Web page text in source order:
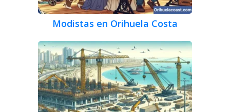
Modistas en Orihuela Costa